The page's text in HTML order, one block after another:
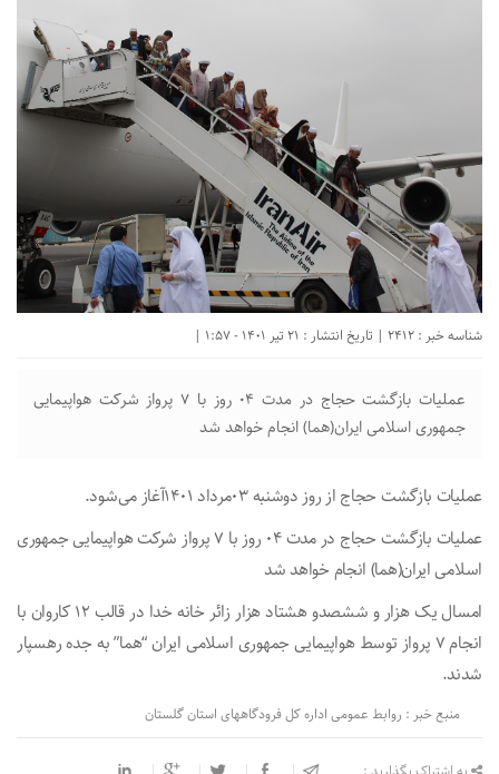
شناسه خبر : 2412 | تاریخ انتشار : 21 تیر 1401 - 1:57 |
عملیات بازگشت حجاج در مدت 04 روز با 7 پرواز شرکت هواپیمایی
جمهوری اسلامی ایران(هما) انجام خواهد شد
عملیات بازگشت حجاج از روز دوشنبه ۰۳مرداد ۱۴۰۱آغاز می‌شود.
عملیات بازگشت حجاج در مدت 04 روز با 7 پرواز شرکت هواپیمایی جمهوری
اسلامی ایران(هما) انجام خواهد شد
امسال یک هزار و ششصدو هشتاد هزار زائر خانه خدا در قالب ۱۲ کاروان با
انجام ۷ پرواز توسط هواپیمایی جمهوری اسلامی ایران “هما” به جده رهسپار
شدند.
منبع خبر : روابط عمومی اداره کل فرودگاههای استان گلستان